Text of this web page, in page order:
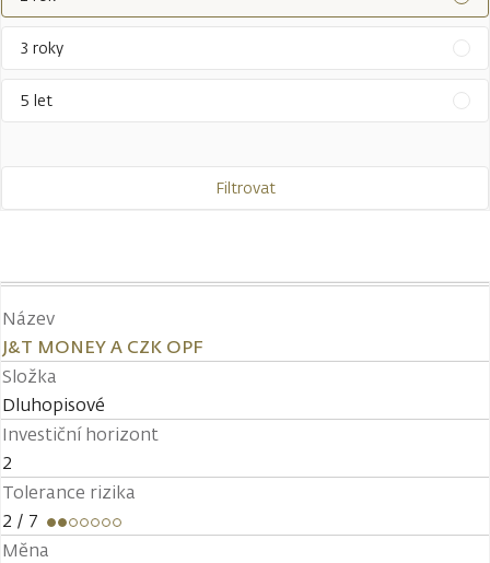
3 roky
5 let
Filtrovat
Název
J&T MONEY A CZK OPF
Složka
Dluhopisové
Investiční horizont
2
Tolerance rizika
2 / 7
Měna